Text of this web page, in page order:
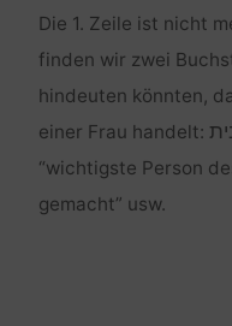
Die 1. Zeile ist nicht
finden wir zwei
hindeuten könnten,
einer Frau handelt:
“wichtigste Person
gemacht” usw.